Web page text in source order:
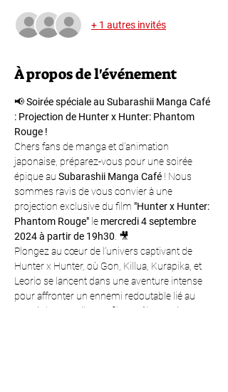
+ 1 autres invités
À propos de l'événement
📢 Soirée spéciale au Subarashii Manga Café
: Projection de Hunter x Hunter: Phantom
Rouge !
Chers fans de manga et d’animation
japonaise, préparez-vous pour une soirée
épique au Subarashii Manga Café ! Nous
sommes ravis de vous convier à une
projection exclusive du film "Hunter x Hunter:
Phantom Rouge" le mercredi 4 septembre
2024 à partir de 19h30 . 🎥
Plongez au cœur de l’univers captivant de
Hunter x Hunter, où Gon, Killua, Kurapika, et
Leorio se lancent dans une aventure intense
pour affronter un ennemi redoutable lié au
passé de Kurapika. Ce film, mêlant action,